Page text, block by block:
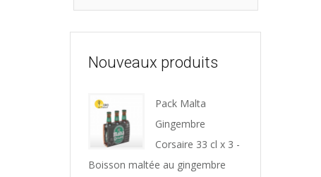
Nouveaux produits
Pack Malta
Gingembre
Corsaire 33 cl x 3 -
Boisson maltée au gingembre